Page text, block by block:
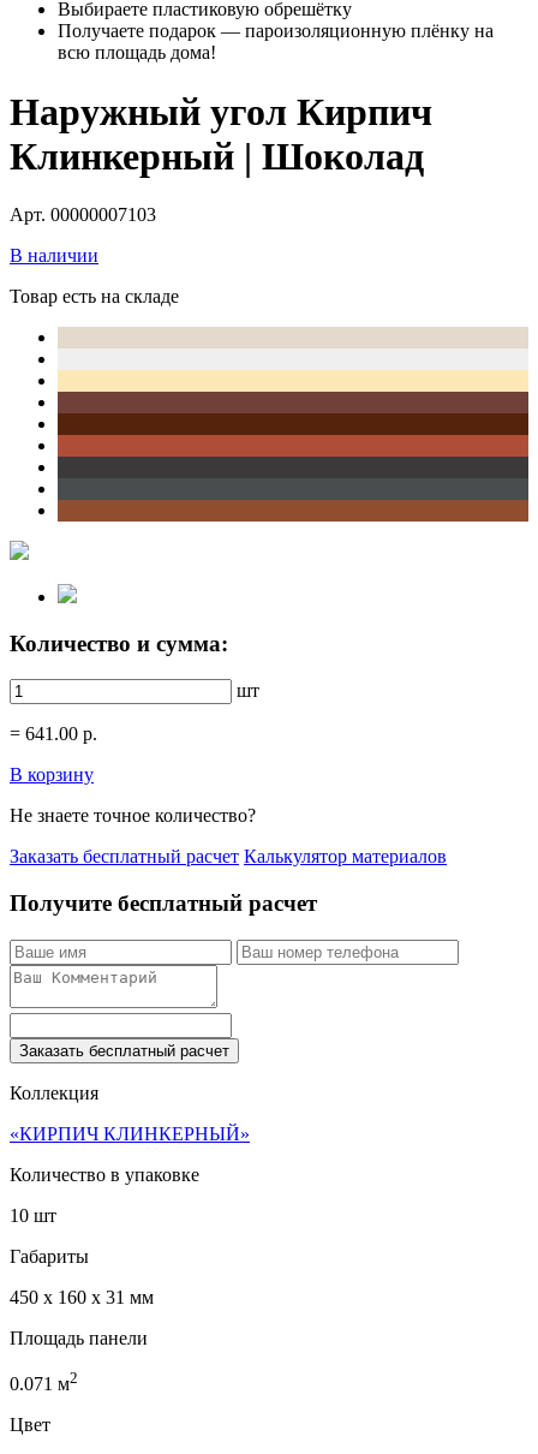
Выбираете пластиковую обрешётку
Получаете подарок — пароизоляционную плёнку на
всю площадь дома!
Наружный угол Кирпич
Клинкерный | Шоколад
Арт. 00000007103
В наличии
Товар есть на складе
Количество и сумма:
шт
= 641.00 р.
В корзину
Не знаете точное количество?
Заказать бесплатный расчет Калькулятор материалов
Получите бесплатный расчет
Заказать бесплатный расчет
Коллекция
«КИРПИЧ КЛИНКЕРНЫЙ»
Количество в упаковке
10 шт
Габариты
450 x 160 x 31 мм
Площадь панели
0.071 м2
Цвет